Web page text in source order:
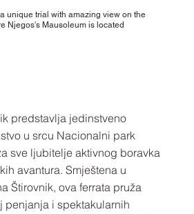
unique trial with amazing view on the
Njegos's Mausoleum is located
predstavlja jedinstveno
u srcu Nacionalni park
sve ljubitelje aktivnog boravka
avantura. Smještena u
Štirovnik, ova ferrata pruža
penjanja i spektakularnih